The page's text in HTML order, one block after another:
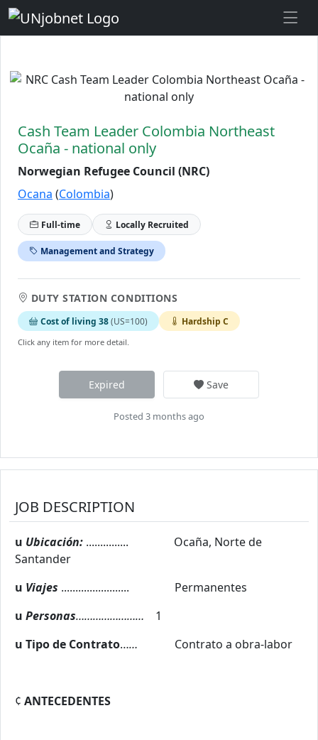
Cash Team Leader Colombia Northeast
Ocaña - national only
Norwegian Refugee Council (NRC)
Ocana (Colombia)
Full-time Locally Recruited
Management and Strategy
DUTY STATION CONDITIONS
Cost of living 38(US=100) Hardship C
Click any item for more detail.
Expired Save
Posted 3 months ago
JOB DESCRIPTION
u Ubicación: ............... Ocaña, Norte de
Santander
u Viajes ........................ Permanentes
u Personas…………………… 1
u Tipo de Contrato…… Contrato a obra-labor
¢ ANTECEDENTES